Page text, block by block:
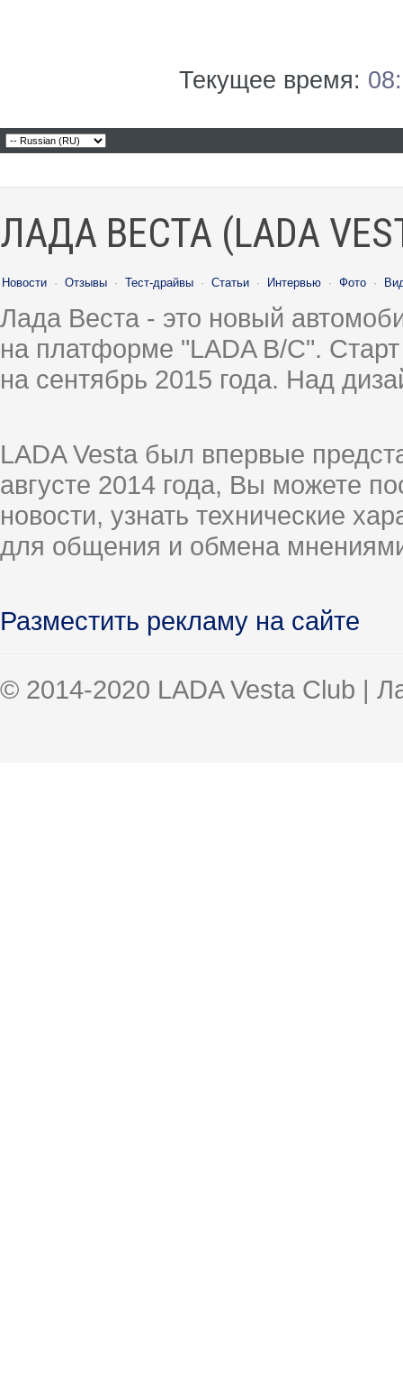
Текущее время:
ЛАДА ВЕСТА (LADA
Новости · Отзывы · Тест-драйвы · Статьи · Интервью · Фото ·
Лада Веста - это новый
на платформе "LADA B/C".
на сентябрь 2015 года. Над
LADA Vesta был впервые
августе 2014 года, Вы можете
новости, узнать технические
для общения и обмена
Разместить рекламу на сайте
© 2014-2020 LADA Vesta Club |